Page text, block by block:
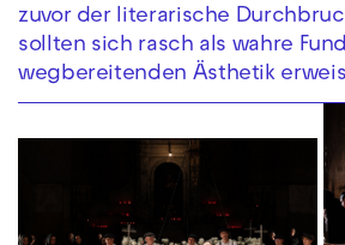
zuvor der literarische
sollten sich rasch als wahre
wegbereitenden Ästhetik